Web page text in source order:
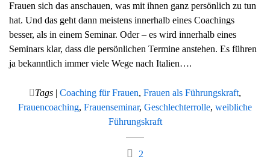
Frauen sich das anschauen, was mit ihnen ganz persönlich zu tun
hat. Und das geht dann meistens innerhalb eines Coachings
besser, als in einem Seminar. Oder – es wird innerhalb eines
Seminars klar, dass die persönlichen Termine anstehen. Es führen
ja bekanntlich immer viele Wege nach Italien….
Tags | Coaching für Frauen, Frauen als Führungskraft,
Frauencoaching, Frauenseminar, Geschlechterrolle, weibliche
Führungskraft
2